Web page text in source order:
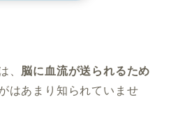
、 脳に血流が送られるため
はあまり知られていませ